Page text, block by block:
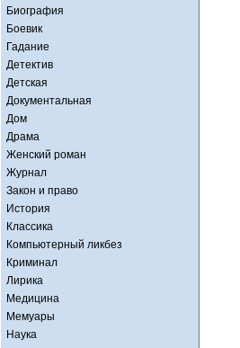
Биография
Боевик
Гадание
Детектив
Детская
Документальная
Дом
Драма
Женский роман
Журнал
Закон и право
История
Классика
Компьютерный ликбез
Криминал
Лирика
Медицина
Мемуары
Наука